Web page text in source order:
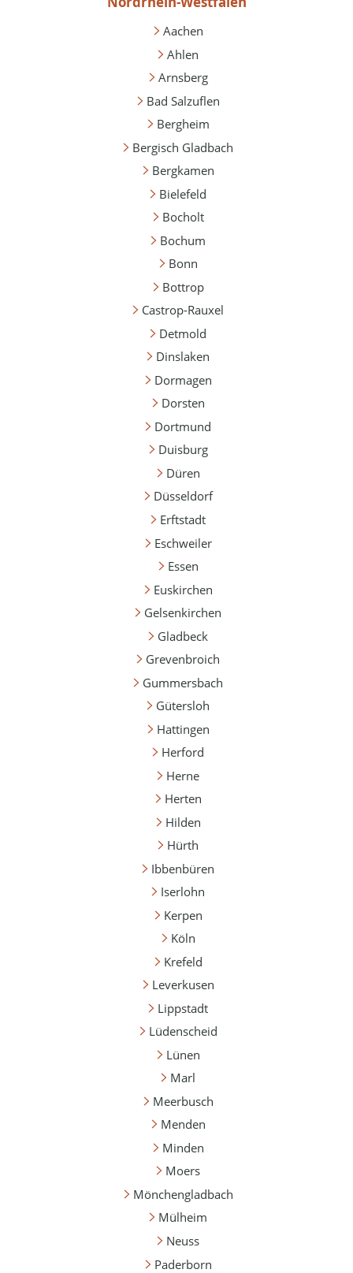
Aachen
Ahlen
Arnsberg
Bad Salzuflen
Bergheim
Bergisch Gladbach
Bergkamen
Bielefeld
Bocholt
Bochum
Bonn
Bottrop
Castrop-Rauxel
Detmold
Dinslaken
Dormagen
Dorsten
Dortmund
Duisburg
Düren
Düsseldorf
Erftstadt
Eschweiler
Essen
Euskirchen
Gelsenkirchen
Gladbeck
Grevenbroich
Gummersbach
Gütersloh
Hattingen
Herford
Herne
Herten
Hilden
Hürth
Ibbenbüren
Iserlohn
Kerpen
Köln
Krefeld
Leverkusen
Lippstadt
Lüdenscheid
Lünen
Marl
Meerbusch
Menden
Minden
Moers
Mönchengladbach
Mülheim
Neuss
Paderborn